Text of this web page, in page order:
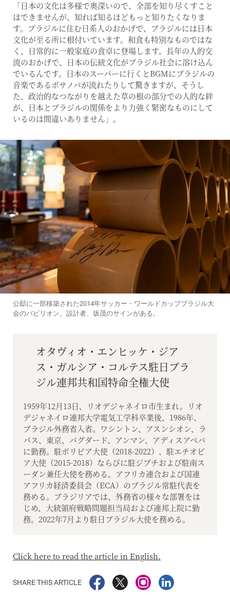
「日本の文化は多様で奥深いので、全部を知り尽くすこと
はできませんが、知れば知るほどもっと知りたくなりま
す。ブラジルに住む日系人のおかげで、ブラジルには日本
文化が至る所に根付いています。和食も特別なものではな
く、日常的に一般家庭の食卓に登場します。長年の人的交
流のおかげで、日本の伝統文化がブラジル社会に溶け込ん
でいるんです。日本のスーパーに行くとBGMにブラジルの
音楽であるボサノバが流れたりして驚きますが、そうし
た、政治的なつながりを越えた草の根の部分での人的な絆
が、日本とブラジルの関係をより力強く緊密なものにして
いるのは間違いありません」。
公邸に一部移築された2014年サッカー・ワールドカップブラジル大
会のパビリオン。設計者、坂茂のサインがある。
オタヴィオ・エンヒッケ・ジア
ス・ガルシア・コルテス駐日ブラ
ジル連邦共和国特命全権大使
1959年12月13日、リオデジャネイロ市生まれ。リオ
デジャネイロ連邦大学電気工学科卒業後、1986年、
ブラジル外務省入省。ワシントン、アスンシオン、ラ
パス、東京、バグダード、アンマン、アディスアベバ
に勤務。駐ボリビア大使（2018-2022）、駐エチオピ
ア大使（2015-2018）ならびに駐ジブチおよび駐南ス
ーダン兼任大使を務める。アフリカ連合および国連
アフリカ経済委員会（ECA）のブラジル常駐代表を
務める。ブラジリアでは、外務省の様々な部署をは
じめ、大統領府戦略問題担当局および連邦上院に勤
務。2022年7月より駐日ブラジル大使を務める。
Click here to read the article in English.
SHARE THIS ARTICLE